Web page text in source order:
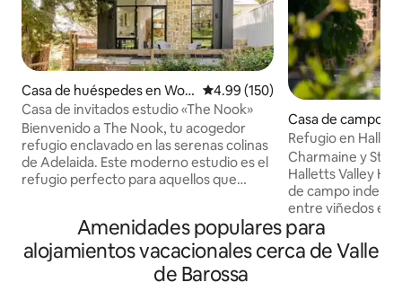
Casa de huéspedes en Woo
dside
Calificación promedio: 4.99 de
4.99 (150)
Casa de invitados estudio «The Nook»
Bienvenido a The Nook, tu acogedor
refugio enclavado en las serenas colinas
de Adelaida. Este moderno estudio es el
refugio perfecto para aquellos que
su diseño elegante y sus servicios
cuidadosamente pensados, The Nook
ofrece una mezcla perfecta de vida
contemporánea y encanto rústico. Ya
Casa de campo
Refugio en
Charmaine y
Halletts Valley
de campo
entre viñedos en
Tanunda, en el
valle de Barossa.
reconstruida
Amenidades populares para
alojamientos vacacionales cerca de Valle
de Barossa